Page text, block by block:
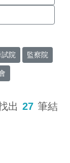
試院 監察院
出 27 筆結